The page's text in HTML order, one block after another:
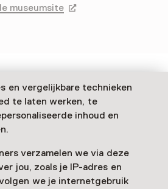
en vergelijkbare technieken
te laten werken, te
inhoud en
verzamelen we via deze
jou, zoals je IP-adres en
we je internetgebruik
museumsiteOpent in een nieuw
in Kasteel